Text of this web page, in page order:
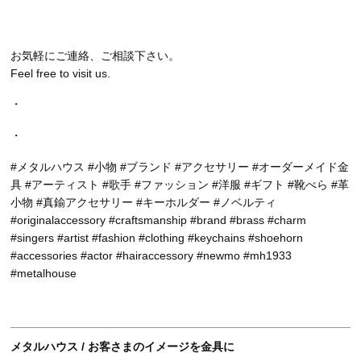
お気軽にご連絡、ご相談下さい。
Feel free to visit us.
・
・
#メタルハウス #小物 #ブランド #アクセサリー #オーダーメイド金
具 #アーティスト #歌手 #ファッション #洋服 #ギフト #靴べら #革
小物 #真鍮アクセサリー #キーホルダー #ノベルティ
#originalaccessory #craftsmanship #brand #brass #charm
#singers #artist #fashion #clothing #keychains #shoehorn
#accessories #actor #hairaccessory #newmo #mh1933
#metalhouse
メタルハウス / お客さまのイメージを金具に